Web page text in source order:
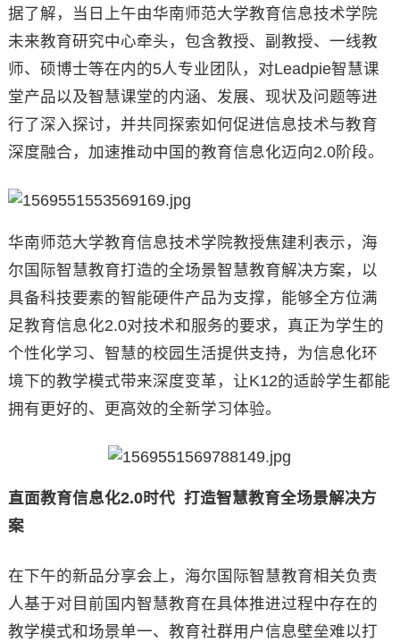
据了解，当日上午由华南师范大学教育信息技术学院
未来教育研究中心牵头，包含教授、副教授、一线教
师、硕博士等在内的5人专业团队，对Leadpie智慧课
堂产品以及智慧课堂的内涵、发展、现状及问题等进
行了深入探讨，并共同探索如何促进信息技术与教育
深度融合，加速推动中国的教育信息化迈向2.0阶段。
华南师范大学教育信息技术学院教授焦建利表示，海
尔国际智慧教育打造的全场景智慧教育解决方案，以
具备科技要素的智能硬件产品为支撑，能够全方位满
足教育信息化2.0对技术和服务的要求，真正为学生的
个性化学习、智慧的校园生活提供支持，为信息化环
境下的教学模式带来深度变革，让K12的适龄学生都能
拥有更好的、更高效的全新学习体验。
直面教育信息化2.0时代 打造智慧教育全场景解决方
案
在下午的新品分享会上，海尔国际智慧教育相关负责
人基于对目前国内智慧教育在具体推进过程中存在的
教学模式和场景单一、教育社群用户信息壁垒难以打